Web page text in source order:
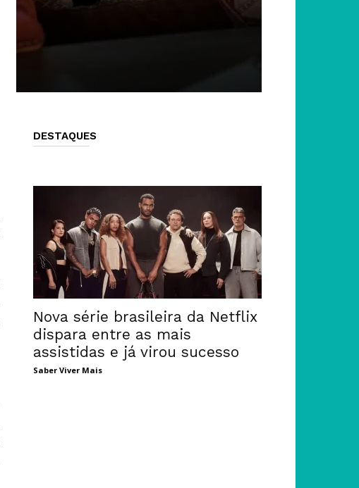
DESTAQUES
Nova série brasileira da Netflix
dispara entre as mais
assistidas e já virou sucesso
Saber Viver Mais